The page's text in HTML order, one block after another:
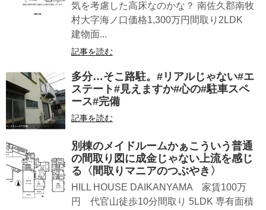
気を考慮した高床なのかな？ 南佐久郡南牧
村大字海ノ口価格1,300万円間取り2LDK
建物面...
記事を読む
多分…そこ路駐。#リアルじゃない#エ
ステート#見えますか#心の#駐車スペ
ース#完備
記事を読む
別棟のメイドルームかぁこういう普通
の間取り図に成金じゃない上流を感じ
る〈間取りマニアのつぶやき〉
HILL HOUSE DAIKANYAMA 家賃100万
円 代官山徒歩10分間取り 5LDK 専有面積